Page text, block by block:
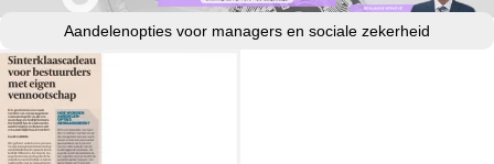
Aandelenopties voor managers en sociale zekerheid